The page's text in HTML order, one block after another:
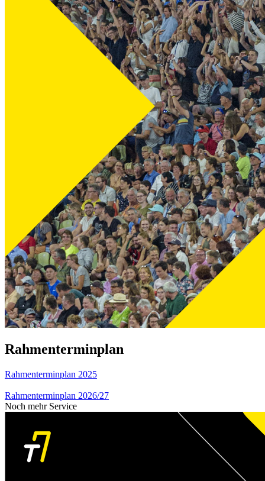
Rahmenterminplan
Rahmenterminplan 2025
Rahmenterminplan 2026/27
Noch mehr Service